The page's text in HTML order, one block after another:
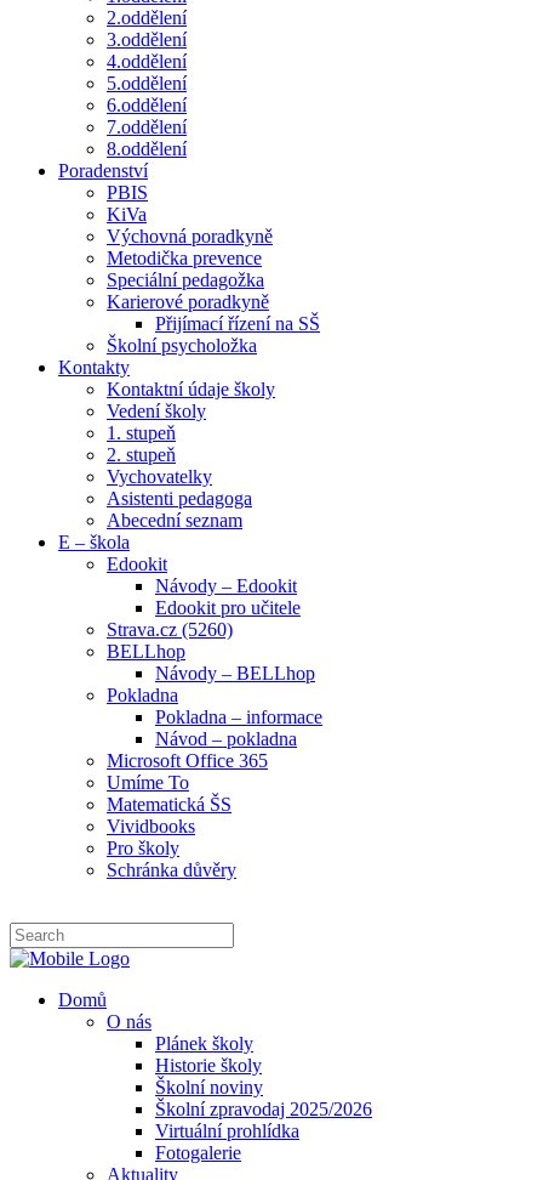
2.oddělení
3.oddělení
4.oddělení
5.oddělení
6.oddělení
7.oddělení
8.oddělení
Poradenství
PBIS
KiVa
Výchovná poradkyně
Metodička prevence
Speciální pedagožka
Karierové poradkyně
Přijímací řízení na SŠ
Školní psycholožka
Kontakty
Kontaktní údaje školy
Vedení školy
1. stupeň
2. stupeň
Vychovatelky
Asistenti pedagoga
Abecední seznam
E – škola
Edookit
Návody – Edookit
Edookit pro učitele
Strava.cz (5260)
BELLhop
Návody – BELLhop
Pokladna
Pokladna – informace
Návod – pokladna
Microsoft Office 365
Umíme To
Matematická ŠS
Vividbooks
Pro školy
Schránka důvěry
Domů
O nás
Plánek školy
Historie školy
Školní noviny
Školní zpravodaj 2025/2026
Virtuální prohlídka
Fotogalerie
Aktuality